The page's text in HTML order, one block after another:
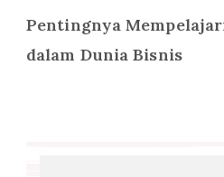
Pentingnya
dalam Dunia Bisnis